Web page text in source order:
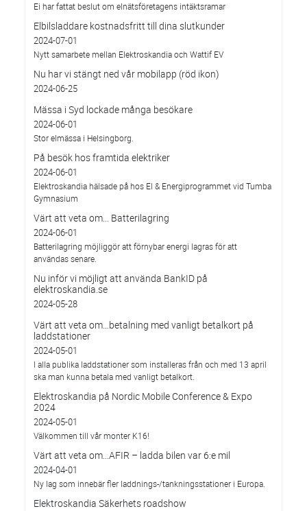
Ei har fattat beslut om elnätsföretagens intäktsramar
Elbilsladdare kostnadsfritt till dina slutkunder
2024-07-01
Nytt samarbete mellan Elektroskandia och Wattif EV
Nu har vi stängt ned vår mobilapp (röd ikon)
2024-06-25
Mässa i Syd lockade många besökare
2024-06-01
Stor elmässa i Helsingborg.
På besök hos framtida elektriker
2024-06-01
Elektroskandia hälsade på hos El & Energiprogrammet vid Tumba
Gymnasium
Värt att veta om... Batterilagring
2024-06-01
Batterilagring möjliggör att förnybar energi lagras för att
användas senare.
Nu inför vi möjligt att använda BankID på
elektroskandia.se
2024-05-28
Värt att veta om…betalning med vanligt betalkort på
laddstationer
2024-05-01
I alla publika laddstationer som installeras från och med 13 april
ska man kunna betala med vanligt betalkort.
Elektroskandia på Nordic Mobile Conference & Expo
2024
2024-05-01
Välkommen till vår monter K16!
Värt att veta om...AFIR – ladda bilen var 6:e mil
2024-04-01
Ny lag som innebär fler laddnings-/tankningsstationer i Europa.
Elektroskandia Säkerhets roadshow